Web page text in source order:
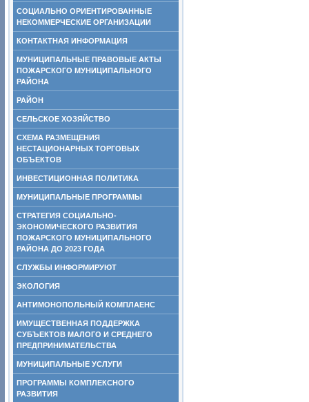
СОЦИАЛЬНО ОРИЕНТИРОВАННЫЕ
НЕКОММЕРЧЕСКИЕ ОРГАНИЗАЦИИ
КОНТАКТНАЯ ИНФОРМАЦИЯ
МУНИЦИПАЛЬНЫЕ ПРАВОВЫЕ АКТЫ
ПОЖАРСКОГО МУНИЦИПАЛЬНОГО
РАЙОНА
РАЙОН
СЕЛЬСКОЕ ХОЗЯЙСТВО
СХЕМА РАЗМЕЩЕНИЯ
НЕСТАЦИОНАРНЫХ ТОРГОВЫХ
ОБЪЕКТОВ
ИНВЕСТИЦИОННАЯ ПОЛИТИКА
МУНИЦИПАЛЬНЫЕ ПРОГРАММЫ
СТРАТЕГИЯ СОЦИАЛЬНО-
ЭКОНОМИЧЕСКОГО РАЗВИТИЯ
ПОЖАРСКОГО МУНИЦИПАЛЬНОГО
РАЙОНА ДО 2023 ГОДА
СЛУЖБЫ ИНФОРМИРУЮТ
ЭКОЛОГИЯ
АНТИМОНОПОЛЬНЫЙ КОМПЛАЕНС
ИМУЩЕСТВЕННАЯ ПОДДЕРЖКА
СУБЪЕКТОВ МАЛОГО И СРЕДНЕГО
ПРЕДПРИНИМАТЕЛЬСТВА
МУНИЦИПАЛЬНЫЕ УСЛУГИ
ПРОГРАММЫ КОМПЛЕКСНОГО
РАЗВИТИЯ